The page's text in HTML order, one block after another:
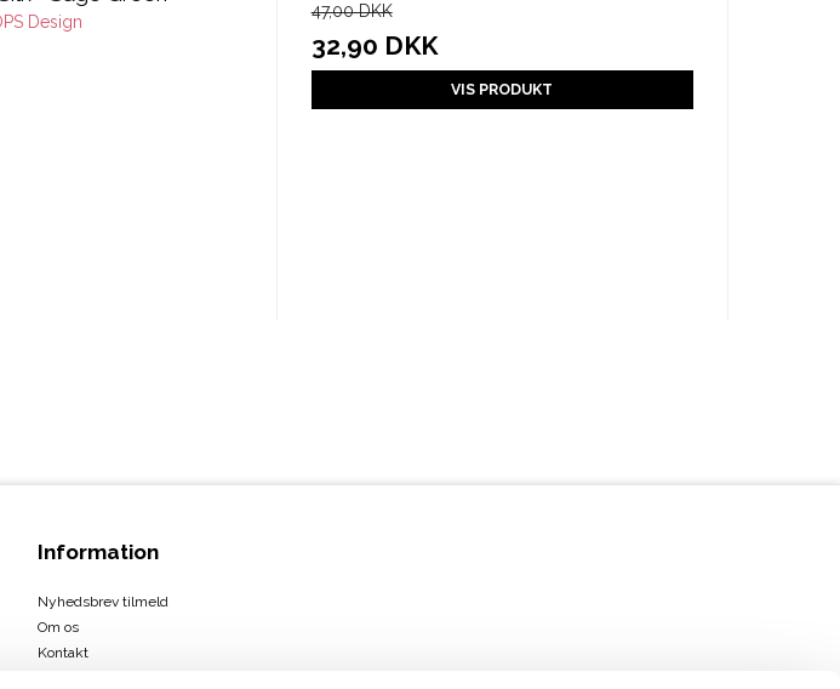
Design
47,00 DKK
32,90 DKK
VIS PRODUKT
Information
Nyhedsbrev tilmeld
Om os
Kontakt